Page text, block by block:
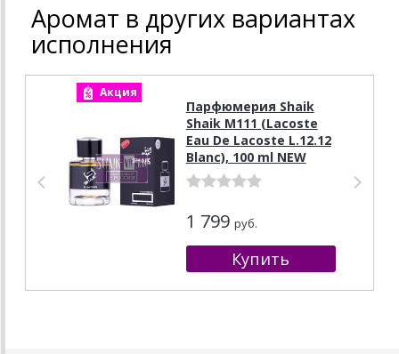
Аромат в других вариантах
исполнения
Акция
Парфюмерия Shaik
Shaik M111 (Lacoste
Eau De Lacoste L.12.12
Blanc), 100 ml NEW
1 799 руб.